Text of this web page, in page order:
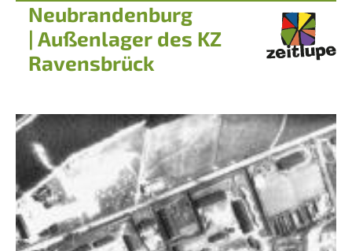
Neubrandenburg
| Außenlager des KZ
Ravensbrück